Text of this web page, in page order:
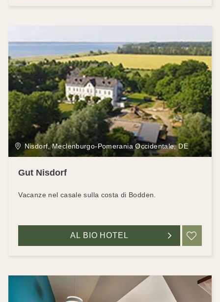
Nisdorf, Meclenburgo-Pomerania Occidentale, DE
Gut Nisdorf
Vacanze nel casale sulla costa di Bodden.
AL BIO HOTEL